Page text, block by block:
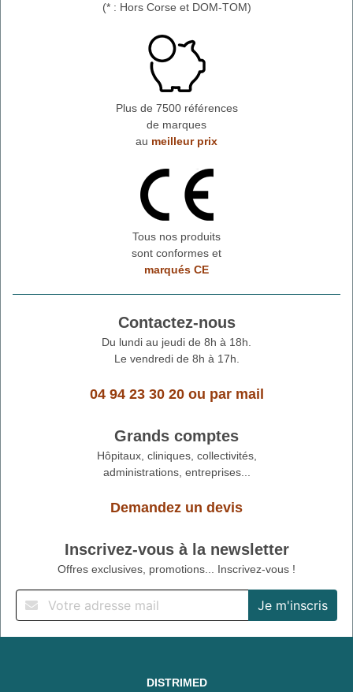
(* : Hors Corse et DOM-TOM)
Plus de 7500 références
de marques
au meilleur prix
Tous nos produits
sont conformes et
marqués CE
Contactez-nous
Du lundi au jeudi de 8h à 18h.
Le vendredi de 8h à 17h.
04 94 23 30 20ou par mail
Grands comptes
Hôpitaux, cliniques, collectivités,
administrations, entreprises...
Demandez un devis
Inscrivez-vous à la newsletter
Offres exclusives, promotions... Inscrivez-vous !
DISTRIMED